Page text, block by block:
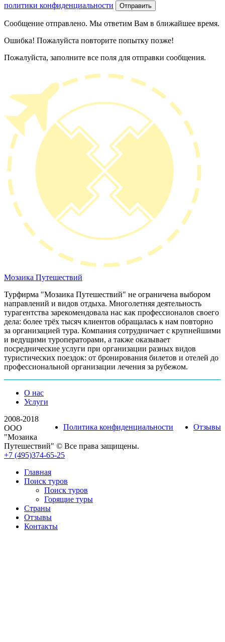
политики конфиденциальности
Отправить
Сообщение отправлено. Мы ответим Вам в ближайшее время.
Ошибка! Пожалуйста повторите попытку позже!
Пожалуйста, заполните все поля для отправки сообщения.
Мозаика Путешествий
Турфирма "Мозаика Путешествий" не ограничена выбором
направлений и видов отдыха. Многолетняя деятельность
турагентства зарекомендовала нас как профессионалов своего
дела: более трёх тысяч клиентов обращалась к нам повторно
за организацией тура. Компания сотрудничает с крупнейшими
и ведущими туроператорами, а также оказывает
посреднические услуги при организации разных видов
туристических поездок: от бронирования билетов и отелей до
профессиональной организации лечения за рубежом.
О нас
Услуги
Отзывы
Политика конфиденциальности
2008-2018
ООО
"Мозаика
Путешествий" © Все права защищены.
+7 (495)374-65-25
Главная
Поиск туров
Поиск туров
Горящие туры
Страны
Отзывы
Контакты